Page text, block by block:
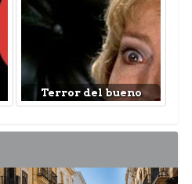
Terror del bueno